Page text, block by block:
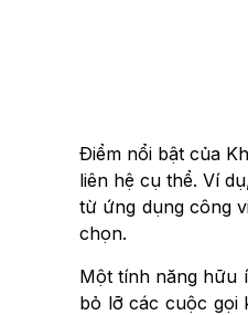
Điểm nổi bật của
liên hệ cụ thể. Ví
từ ứng dụng công
chọn.
Một tính năng hữu
bỏ lỡ các cuộc gọi